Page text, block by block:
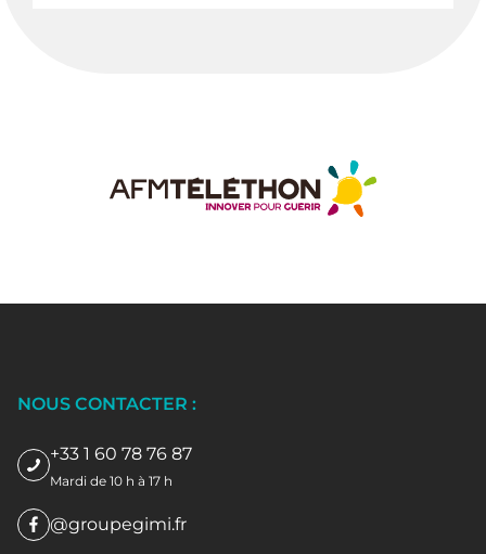
NOUS CONTACTER :
+33 1 60 78 76 87
Mardi de 10 h à 17 h
@groupegimi.fr